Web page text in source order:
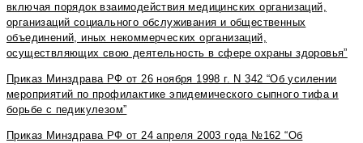
включая порядок взаимодействия медицинских организаций,
организаций социального обслуживания и общественных
объединений, иных некоммерческих организаций,
осуществляющих свою деятельность в сфере охраны здоровья”
Приказ Минздрава РФ от 26 ноября 1998 г. N 342 “Об усилении
мероприятий по профилактике эпидемического сыпного тифа и
борьбе с педикулезом”
Приказ Минздрава РФ от 24 апреля 2003 года №162 “Об